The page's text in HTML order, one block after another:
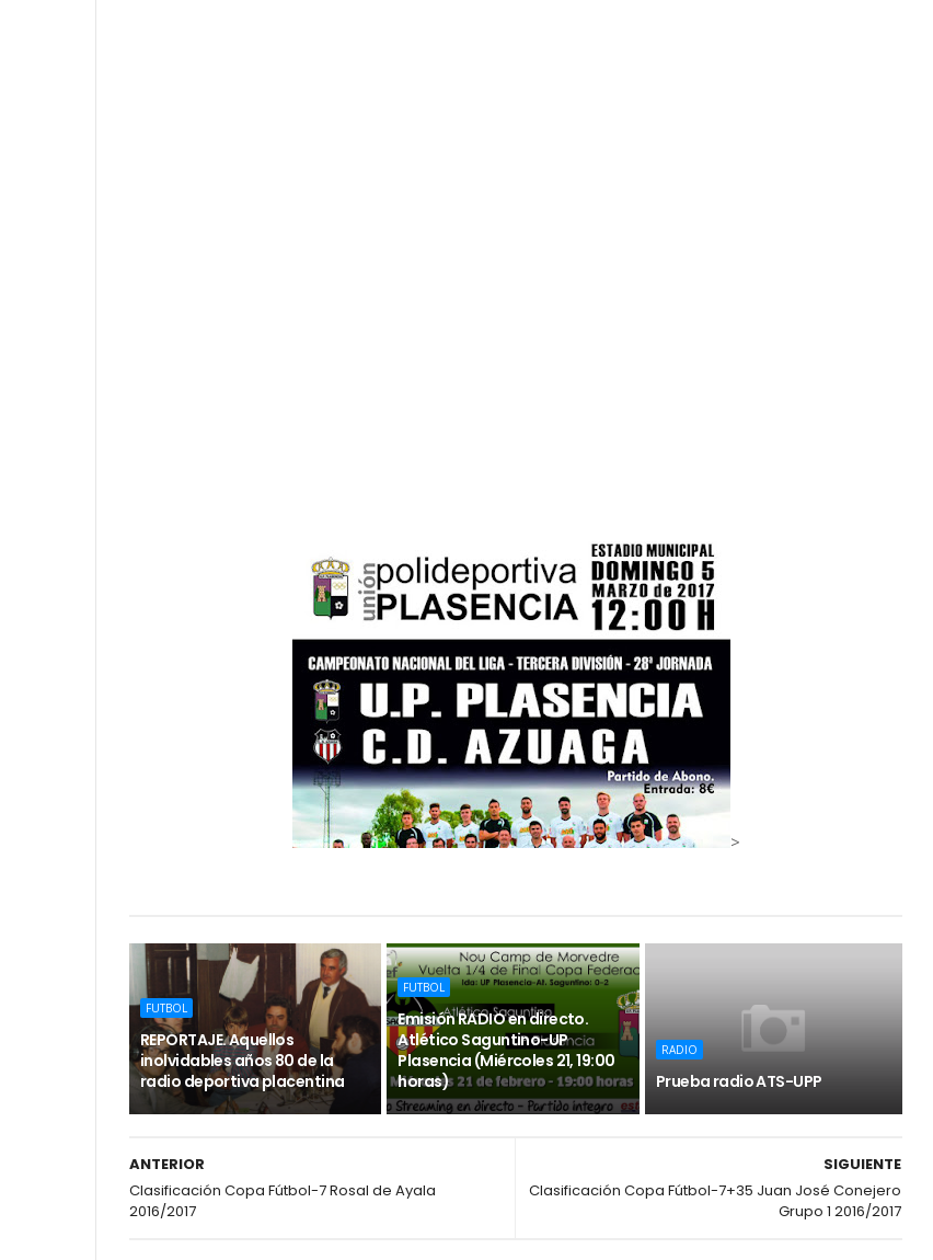
>
FUTBOL
REPORTAJE. Aquellos
inolvidables años 80 de la
radio deportiva placentina
FUTBOL
Emisión RADIO en directo.
Atlético Saguntino-UP
Plasencia (Miércoles 21, 19:00
horas)
RADIO
Prueba radio ATS-UPP
SIGUIENTE
Clasificación Copa Fútbol-7+35 Juan José Conejero
Grupo 1 2016/2017
ANTERIOR
Clasificación Copa Fútbol-7 Rosal de Ayala
2016/2017